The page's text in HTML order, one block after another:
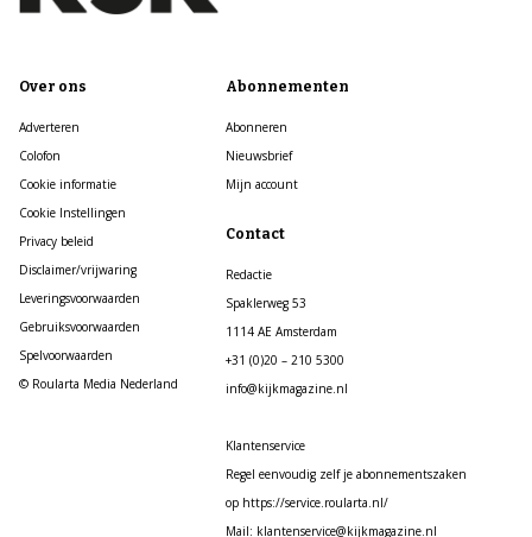
Over ons
Adverteren
Colofon
Cookie informatie
Cookie Instellingen
Privacy beleid
Disclaimer/vrijwaring
Leveringsvoorwaarden
Gebruiksvoorwaarden
Spelvoorwaarden
© Roularta Media Nederland
Abonnementen
Abonneren
Nieuwsbrief
Mijn account
Contact
Redactie
Spaklerweg 53
1114 AE Amsterdam
+31 (0)20 – 210 5300
info@kijkmagazine.nl
Klantenservice
Regel eenvoudig zelf je abonnementszaken
op https://service.roularta.nl/
Mail: klantenservice@kijkmagazine.nl